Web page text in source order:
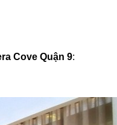
Cove Quận 9: